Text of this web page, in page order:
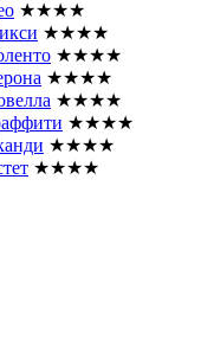
★★★★
★★★★
★★★★
★★★★
★★★★
★★★★
★★★★
★★★★